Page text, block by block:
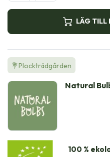
LÄG TILL
💐Plockträdgården
Natural
100 %